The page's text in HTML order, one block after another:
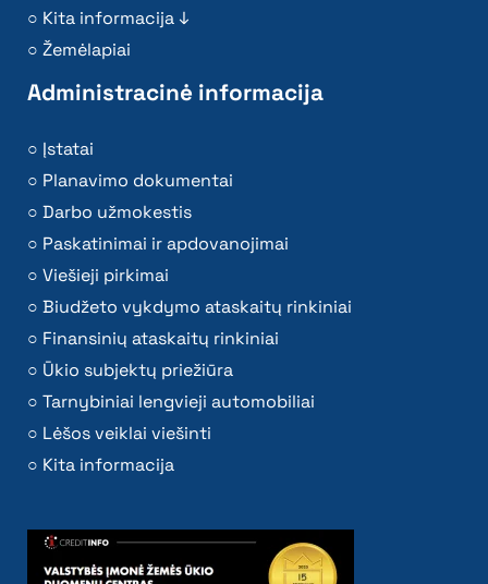
Kita informacija ↓
Žemėlapiai
Administracinė informacija
Įstatai
Planavimo dokumentai
Darbo užmokestis
Paskatinimai ir apdovanojimai
Viešieji pirkimai
Biudžeto vykdymo ataskaitų rinkiniai
Finansinių ataskaitų rinkiniai
Ūkio subjektų priežiūra
Tarnybiniai lengvieji automobiliai
Lėšos veiklai viešinti
Kita informacija